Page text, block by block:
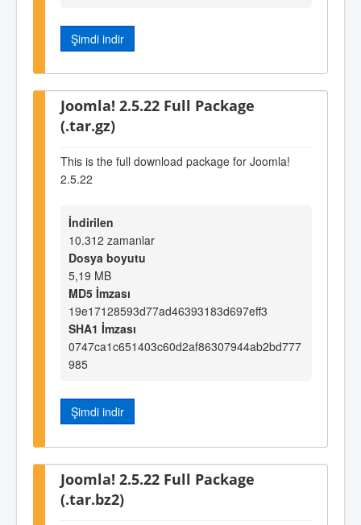
Şimdi indir
Joomla! 2.5.22 Full Package
(.tar.gz)
This is the full download package for Joomla!
2.5.22
İndirilen
10.312 zamanlar
Dosya boyutu
5,19 MB
MD5 İmzası
19e17128593d77ad46393183d697eff3
SHA1 İmzası
0747ca1c651403c60d2af86307944ab2bd777
985
Şimdi indir
Joomla! 2.5.22 Full Package
(.tar.bz2)